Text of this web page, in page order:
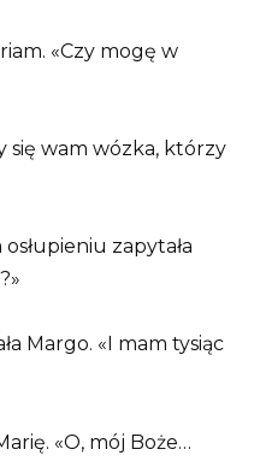
«Czy mogę w
się wam wózka, którzy
zapytała
Margo. «I mam tysiąc
«O, mój Boże…